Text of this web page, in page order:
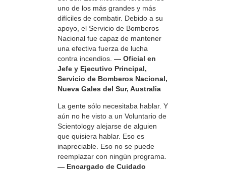
uno de los más grandes y más
difíciles de combatir. Debido a su
apoyo, el Servicio de Bomberos
Nacional fue capaz de mantener
una efectiva fuerza de lucha
contra incendios. — Oficial en
Jefe y Ejecutivo Principal,
Servicio de Bomberos Nacional,
Nueva Gales del Sur, Australia
La gente sólo necesitaba hablar. Y
aún no he visto a un Voluntario de
Scientology alejarse de alguien
que quisiera hablar. Eso es
inapreciable. Eso no se puede
reemplazar con ningún programa.
— Encargado de Cuidado